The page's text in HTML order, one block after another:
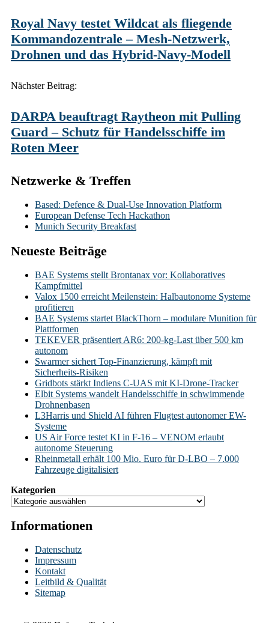
Royal Navy testet Wildcat als fliegende
Kommandozentrale – Mesh-Netzwerk,
Drohnen und das Hybrid-Navy-Modell
Nächster Beitrag:
DARPA beauftragt Raytheon mit Pulling
Guard – Schutz für Handelsschiffe im
Roten Meer
Netzwerke & Treffen
Based: Defence & Dual-Use Innovation Platform
European Defense Tech Hackathon
Munich Security Breakfast
Neueste Beiträge
BAE Systems stellt Brontanax vor: Kollaboratives
Kampfmittel
Valox 1500 erreicht Meilenstein: Halbautonome Systeme
profitieren
BAE Systems startet BlackThorn – modulare Munition für
Plattformen
TEKEVER präsentiert AR6: 200-kg-Last über 500 km
autonom
Swarmer sichert Top-Finanzierung, kämpft mit
Sicherheits-Risiken
Gridbots stärkt Indiens C-UAS mit KI-Drone-Tracker
Elbit Systems wandelt Handelsschiffe in schwimmende
Drohnenbasen
L3Harris und Shield AI führen Flugtest autonomer EW-
Systeme
US Air Force testet KI in F-16 – VENOM erlaubt
autonome Steuerung
Rheinmetall erhält 100 Mio. Euro für D-LBO – 7.000
Fahrzeuge digitalisiert
Kategorien
Informationen
Datenschutz
Impressum
Kontakt
Leitbild & Qualität
Sitemap